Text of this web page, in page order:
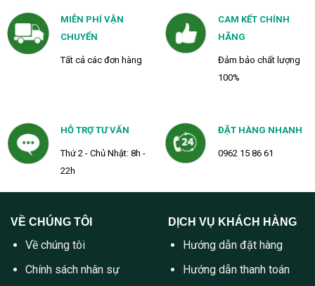
MIỄN PHÍ VẬN
CHUYỂN
Tất cả các đơn hàng
CAM KẾT CHÍNH
HÃNG
Đảm bảo chất lượng
100%
HỖ TRỢ TƯ VẤN
Thứ 2 - Chủ Nhật: 8h -
22h
ĐẶT HÀNG NHANH
0962 15 86 61
VỀ CHÚNG TÔI
Về chúng tôi
Chính sách nhân sự
DỊCH VỤ KHÁCH HÀNG
Hướng dẫn đặt hàng
Hướng dẫn thanh toán